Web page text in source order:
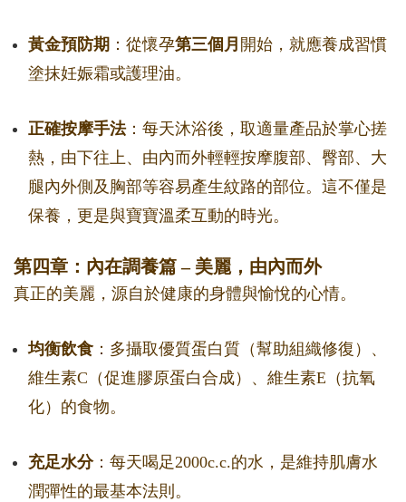
黃金預防期 ：從懷孕第三個月 開始，就應養成習慣
塗抹妊娠霜或護理油。
正確按摩手法：每天沐浴後，取適量產品於掌心搓
熱，由下往上、由內而外輕輕按摩腹部、臀部、大
腿內外側及胸部等容易產生紋路的部位。這不僅是
保養，更是與寶寶溫柔互動的時光。
第四章：內在調養篇 – 美麗，由內而外
真正的美麗，源自於健康的身體與愉悅的心情。
均衡飲食 ：多攝取優質蛋白質（幫助組織修復）、
維生素C（促進膠原蛋白合成）、維生素E（抗氧
化）的食物。
充足水分：每天喝足2000c.c.的水，是維持肌膚水
潤彈性的最基本法則。